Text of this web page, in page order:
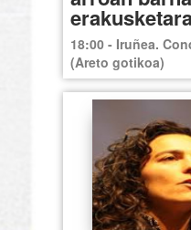
18:00 - Iruñea.
(Areto gotikoa)